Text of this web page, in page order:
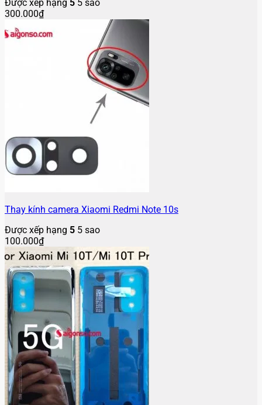
Được xếp hạng 5 5 sao
300.000₫
Thay kính camera Xiaomi Redmi Note 10s
Được xếp hạng 5 5 sao
100.000₫